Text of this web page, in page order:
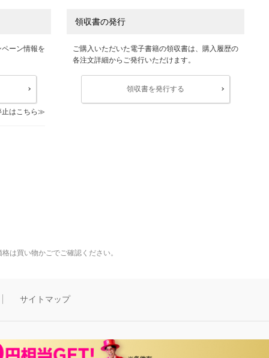
ーン情報を
はこちら
領収書の発行
ご購入いただいた電子書籍の領収書は、購入履歴の
各注文詳細からご発行いただけます。
領収書を発行する
は買い物かごでご確認ください。
サイトマップ